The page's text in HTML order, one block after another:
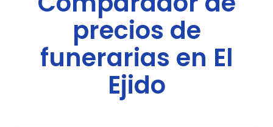
precios de
funerarias en El
Ejido